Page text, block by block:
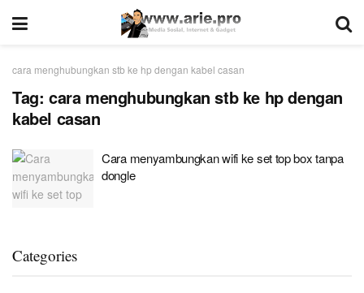
cara menghubungkan stb ke hp dengan kabel casan
Tag: cara menghubungkan stb ke hp dengan
kabel casan
Cara menyambungkan wifi ke set top box tanpa
dongle
Categories